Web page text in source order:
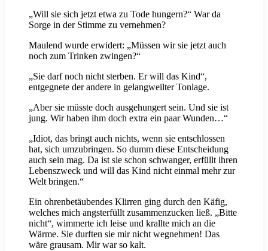
„Will sie sich jetzt etwa zu Tode hungern?“ War da
Sorge in der Stimme zu vernehmen?
Maulend wurde erwidert: „Müssen wir sie jetzt auch
noch zum Trinken zwingen?“
„Sie darf noch nicht sterben. Er will das Kind“,
entgegnete der andere in gelangweilter Tonlage.
„Aber sie müsste doch ausgehungert sein. Und sie ist
jung. Wir haben ihm doch extra ein paar Wunden…“
„Idiot, das bringt auch nichts, wenn sie entschlossen
hat, sich umzubringen. So dumm diese Entscheidung
auch sein mag. Da ist sie schon schwanger, erfüllt ihren
Lebenszweck und will das Kind nicht einmal mehr zur
Welt bringen.“
Ein ohrenbetäubendes Klirren ging durch den Käfig,
welches mich angsterfüllt zusammenzucken ließ. „Bitte
nicht“, wimmerte ich leise und krallte mich an die
Wärme. Sie durften sie mir nicht wegnehmen! Das
wäre grausam. Mir war so kalt.